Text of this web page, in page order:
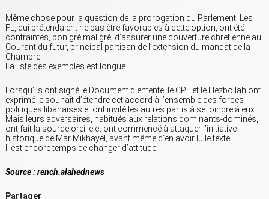
Même chose pour la question de la prorogation du Parlement. Les
FL, qui prétendaient ne pas être favorables à cette option, ont été
contraintes, bon gré mal gré, d’assurer une couverture chrétienne au
Courant du futur, principal partisan de l’extension du mandat de la
Chambre.
La liste des exemples est longue.
Lorsqu’ils ont signé le Document d’entente, le CPL et le Hezbollah ont
exprimé le souhait d’étendre cet accord à l’ensemble des forces
politiques libanaises et ont invité les autres partis à se joindre à eux.
Mais leurs adversaires, habitués aux relations dominants-dominés,
ont fait la sourde oreille et ont commencé à attaquer l’initiative
historique de Mar Mikhayel, avant même d’en avoir lu le texte.
Il est encore temps de changer d’attitude.
Source : rench.alahednews
Partager